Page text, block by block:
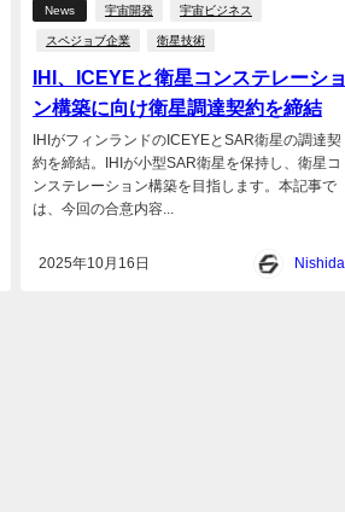
News 宇宙開発 宇宙ビジネス
スペジョブ企業 衛星技術
IHI、ICEYEと衛星コンステレーショ
ン構築に向け衛星調達契約を締結
IHIがフィンランドのICEYEとSAR衛星の調達契
約を締結。IHIが小型SAR衛星を保持し、衛星コ
ンステレーション構築を目指します。本記事で
は、今回の合意内容...
2025年10月16日 Nishida